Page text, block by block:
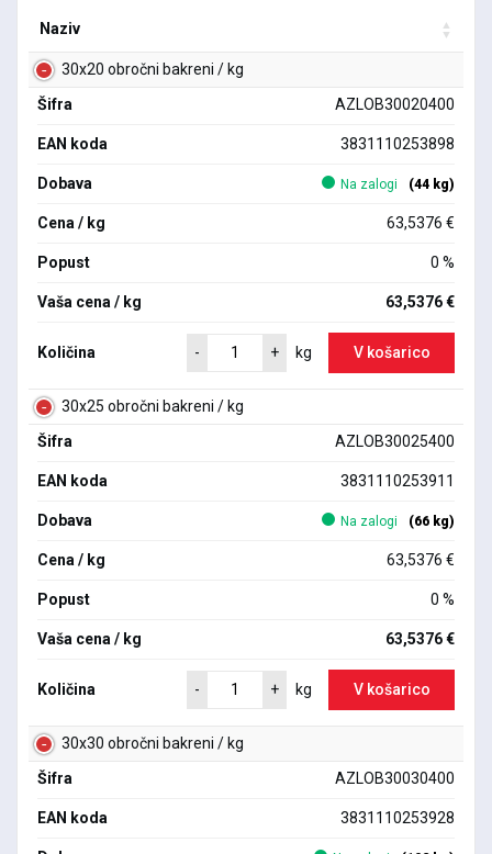
Naziv
30x20 obročni bakreni / kg
Šifra
AZLOB30020400
EAN koda 3831110253898
Dobava Na zalogi (44 kg)
Cena / kg 63,5376 €
Popust 0 %
Vaša cena / kg 63,5376 €
Količina - + kg V košarico
30x25 obročni bakreni / kg
Šifra
AZLOB30025400
EAN koda 3831110253911
Dobava Na zalogi (66 kg)
Cena / kg 63,5376 €
Popust 0 %
Vaša cena / kg 63,5376 €
Količina - + kg V košarico
30x30 obročni bakreni / kg
Šifra
AZLOB30030400
EAN koda 3831110253928